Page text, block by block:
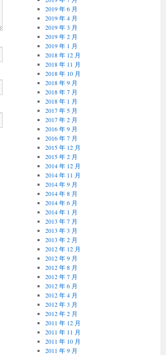
2019 年 6 月
2019 年 4 月
2019 年 3 月
2019 年 2 月
2019 年 1 月
2018 年 12 月
2018 年 11 月
2018 年 10 月
2018 年 9 月
2018 年 7 月
2018 年 1 月
2017 年 5 月
2017 年 2 月
2016 年 9 月
2016 年 7 月
2015 年 12 月
2015 年 2 月
2014 年 12 月
2014 年 11 月
2014 年 9 月
2014 年 8 月
2014 年 6 月
2014 年 1 月
2013 年 7 月
2013 年 3 月
2013 年 2 月
2012 年 12 月
2012 年 9 月
2012 年 8 月
2012 年 7 月
2012 年 6 月
2012 年 4 月
2012 年 3 月
2012 年 2 月
2011 年 12 月
2011 年 11 月
2011 年 10 月
2011 年 9 月